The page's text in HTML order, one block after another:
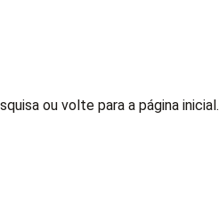
ou volte para a página inicial.